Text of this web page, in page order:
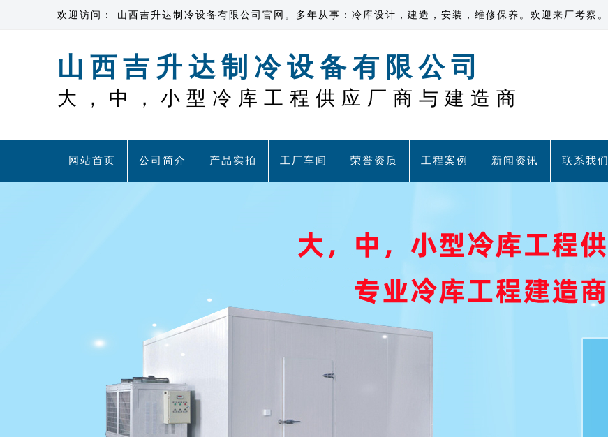
欢迎访问： 山西吉升达制冷设备有限公司官网。多年从事：冷库设计，建造，安装，维修保养。欢迎来厂考察。
山西吉升达制冷设备有限公司
大，中，小型冷库工程供应厂商与建造商
网站首页 公司简介 产品实拍 工厂车间 荣誉资质 工程案例 新闻资讯 联系我们